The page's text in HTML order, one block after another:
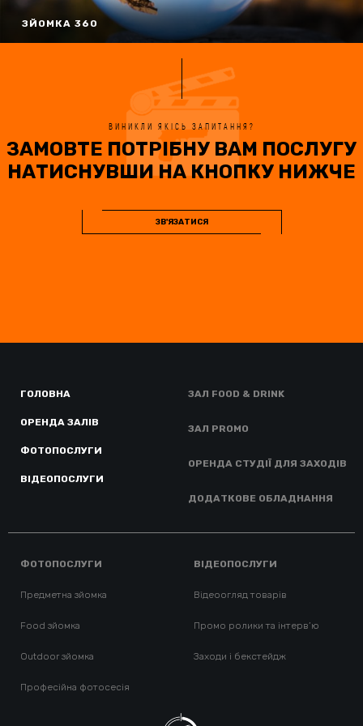
ЗЙОМКА 360
ВИНИКЛИ ЯКІСЬ ЗАПИТАННЯ?
ЗАМОВТЕ ПОТРІБНУ ВАМ ПОСЛУГУ
НАТИСНУВШИ НА КНОПКУ НИЖЧЕ
ЗВ'ЯЗАТИСЯ
ГОЛОВНА
ОРЕНДА ЗАЛІВ
ФОТОПОСЛУГИ
ВІДЕОПОСЛУГИ
ЗАЛ FOOD & DRINK
ЗАЛ PROMO
ОРЕНДА СТУДІЇ ДЛЯ ЗАХОДІВ
ДОДАТКОВЕ ОБЛАДНАННЯ
ФОТОПОСЛУГИ
Предметна зйомка
Food зйомка
Outdoor зйомка
Професійна фотосесія
ВІДЕОПОСЛУГИ
Відеоогляд товарів
Промо ролики та інтерв’ю
Заходи і бекстейдж